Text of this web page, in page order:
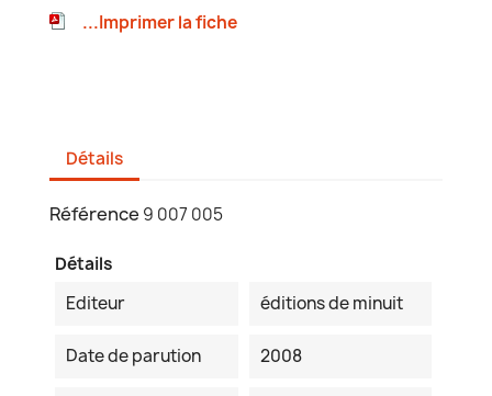
...Imprimer la fiche
Détails
Référence 9 007 005
Détails
Editeur
éditions de minuit
Date de parution 2008